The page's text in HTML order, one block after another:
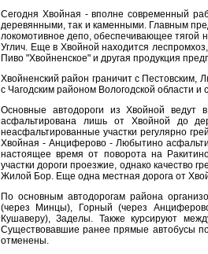
Сегодня Хвойная - вполне современный
деревянными, так и каменными. Главным
локомотивное депо, обеспечивающее тягой
Углич. Еще в Хвойной находится
Пиво "Хвойненское" и другая продукция
Хвойненский район граничит с Пестовским,
с Чагодским районом Вологодской области и
Основные автодороги из Хвойной ведут
асфальтирована лишь от Хвойной до
неасфальтированные участки регулярно
Хвойная - Анциферово - Любытино
настоящее время от поворота на
участки дороги проезжие, однако качество
Жилой Бор. Еще одна местная дорога от
По основным автодорогам района
(через Минцы), Горный (через
Кушаверу), Заделы. Также курсируют
Существовавшие ранее прямые автобусы
отменены.